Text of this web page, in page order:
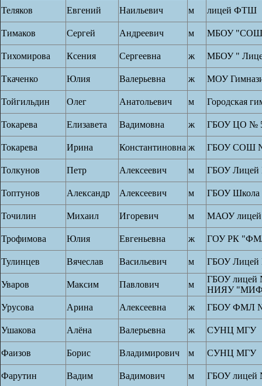
Теляков Евгений Наильевич м лицей ФТШ
Тимаков Сергей Андреевич м МБОУ
Тихомирова Ксения Сергеевна ж МБОУ "
Ткаченко Юлия Валерьевна ж МОУ
Тойгильдин Олег Анатольевич м Городская
Токарева Елизавета Вадимовна ж ГБОУ ЦО №
Токарева Ирина Константиновна ж ГБОУ СОШ
Толкунов Петр Алексеевич м ГБОУ Лицей
Топтунов Александр Алексеевич м ГБОУ Школа
Точилин Михаил Игоревич м МАОУ
Трофимова Юлия Евгеньевна ж ГОУ РК
Тулинцев Вячеслав Васильевич м ГБОУ Лицей
Уваров Максим Павлович м
ГБОУ лицей
НИЯУ
Урусова
Арина Алексеевна ж ГБОУ ФМЛ
Ушакова Алёна Валерьевна ж СУНЦ МГУ
Фаизов Борис Владимирович м СУНЦ МГУ
Фарутин Вадим Вадимович м ГБОУ лицей